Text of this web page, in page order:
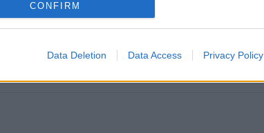
CONFIRM
Data Deletion Data Access Privacy Policy
→